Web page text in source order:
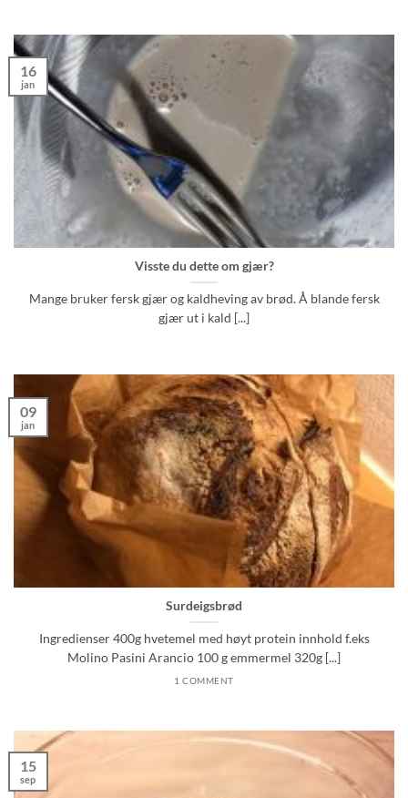
Visste du dette om gjær?
Mange bruker fersk gjær og kaldheving av brød. Å blande fersk
gjær ut i kald [...]
16
jan
Surdeigsbrød
Ingredienser 400g hvetemel med høyt protein innhold f.eks
Molino Pasini Arancio 100 g emmermel 320g [...]
1 COMMENT
09
jan
15
sep